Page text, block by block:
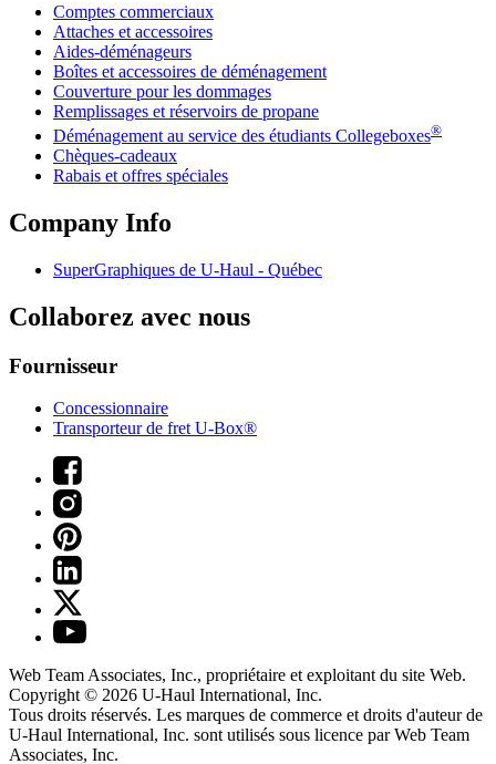
Comptes commerciaux
Attaches et accessoires
Aides-déménageurs
Boîtes et accessoires de déménagement
Couverture pour les dommages
Remplissages et réservoirs de propane
Déménagement au service des étudiants Collegeboxes®
Chèques-cadeaux
Rabais et offres spéciales
Company Info
SuperGraphiques de U-Haul - Québec
Collaborez avec nous
Fournisseur
Concessionnaire
Transporteur de fret U-Box®
Web Team Associates, Inc., propriétaire et exploitant du site Web.
Copyright © 2026 U-Haul International, Inc.
Tous droits réservés. Les marques de commerce et droits d'auteur de
U-Haul International, Inc. sont utilisés sous licence par Web Team
Associates, Inc.